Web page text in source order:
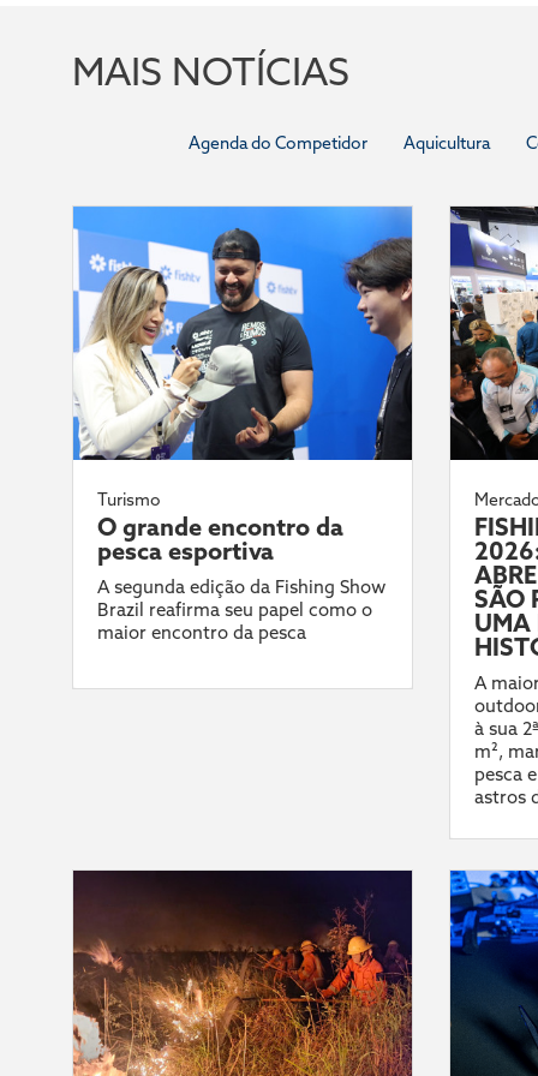
MAIS NOTÍCIAS
Agenda do Competidor Aquicultura
Turismo
O grande encontro da
pesca esportiva
A segunda edição da Fishing Show
Brazil reafirma seu papel como o
maior encontro da pesca
SÃO
UMA
A
à sua
m²,
pesca
astros